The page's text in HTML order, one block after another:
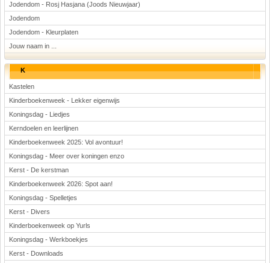
Jodendom - Rosj Hasjana (Joods Nieuwjaar)
Jodendom
Jodendom - Kleurplaten
Jouw naam in ...
K
Kastelen
Kinderboekenweek - Lekker eigenwijs
Koningsdag - Liedjes
Kerndoelen en leerlijnen
Kinderboekenweek 2025: Vol avontuur!
Koningsdag - Meer over koningen enzo
Kerst - De kerstman
Kinderboekenweek 2026: Spot aan!
Koningsdag - Spelletjes
Kerst - Divers
Kinderboekenweek op Yurls
Koningsdag - Werkboekjes
Kerst - Downloads